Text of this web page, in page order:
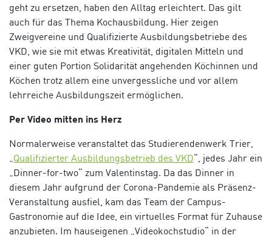
geht zu ersetzen, haben den Alltag erleichtert. Das gilt
auch für das Thema Kochausbildung. Hier zeigen
Zweigvereine und Qualifizierte Ausbildungsbetriebe des
VKD, wie sie mit etwas Kreativität, digitalen Mitteln und
einer guten Portion Solidarität angehenden Köchinnen und
Köchen trotz allem eine unvergessliche und vor allem
lehrreiche Ausbildungszeit ermöglichen.
Per Video mitten ins Herz
Normalerweise veranstaltet das Studierendenwerk Trier,
Qualifizierter Ausbildungsbetrieb des VKD“, jedes Jahr ein
„Dinner-for-two“ zum Valentinstag. Da das Dinner in
diesem Jahr aufgrund der Corona-Pandemie als Präsenz-
Veranstaltung ausfiel, kam das Team der Campus-
Gastronomie auf die Idee, ein virtuelles Format für Zuhause
anzubieten. Im hauseigenen „Videokochstudio“ in der